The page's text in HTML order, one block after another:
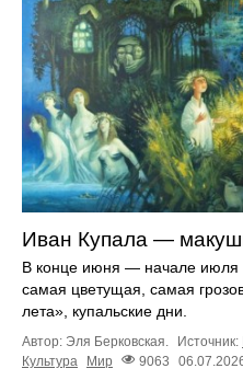
Иван Купала —
В конце июня — начале июля
самая цветущая, самая
лета», купальские дни.
Автор: Эля Берковская. Источник:
Культура
Мир 9063